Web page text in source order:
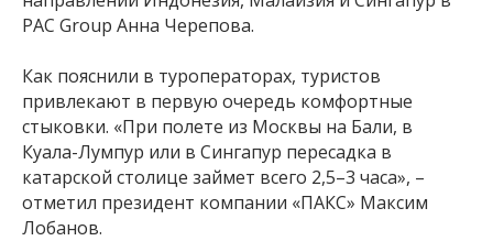
PAC Group Анна Черепова.
Как пояснили в туроператорах, туристов
привлекают в первую очередь комфортные
стыковки. «При полете из Москвы на Бали, в
Куала-Лумпур или в Сингапур пересадка в
катарской столице займет всего 2,5–3 часа», –
отметил президент компании «ПАКС» Максим
Лобанов.